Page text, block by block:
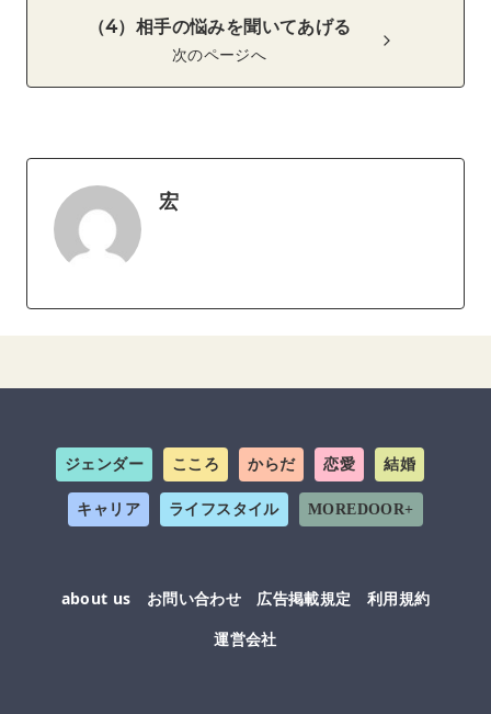
（4）相手の悩みを聞いてあげる
次のページへ
宏
ジェンダー こころ からだ 恋愛 結婚
キャリア ライフスタイル MOREDOOR+
about us お問い合わせ 広告掲載規定
利用規約
運営会社